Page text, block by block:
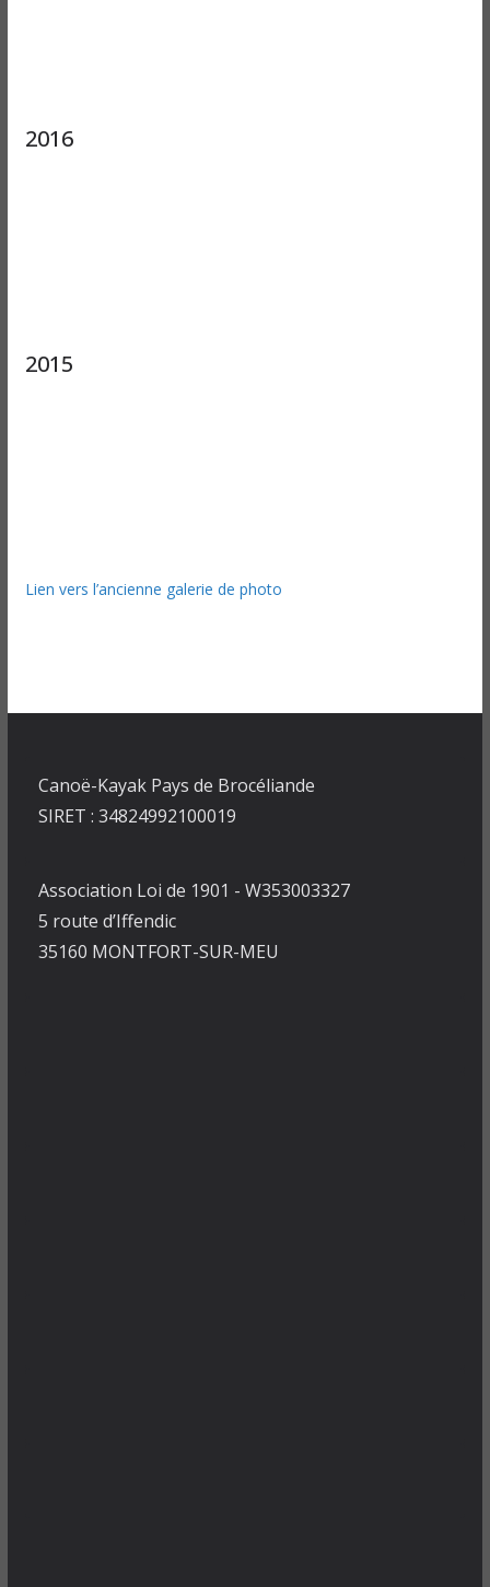
2016
2015
Lien vers l’ancienne galerie de photo
Canoë-Kayak Pays de Brocéliande
SIRET : 34824992100019
Association Loi de 1901 - W353003327
5 route d’Iffendic
35160 MONTFORT-SUR-MEU